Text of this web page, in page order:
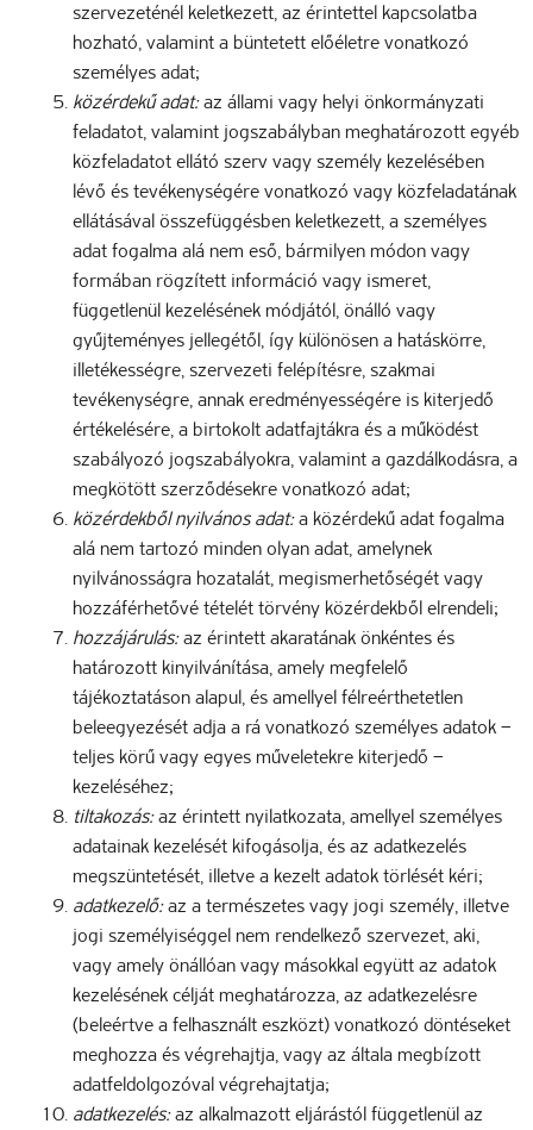
szervezeténél keletkezett, az érintettel kapcsolatba
hozható, valamint a büntetett előéletre vonatkozó
személyes adat;
közérdekű adat:az állami vagy helyi önkormányzati
feladatot, valamint jogszabályban meghatározott egyéb
közfeladatot ellátó szerv vagy személy kezelésében
lévő és tevékenységére vonatkozó vagy közfeladatának
ellátásával összefüggésben keletkezett, a személyes
adat fogalma alá nem eső, bármilyen módon vagy
formában rögzített információ vagy ismeret,
függetlenül kezelésének módjától, önálló vagy
gyűjteményes jellegétől, így különösen a hatáskörre,
illetékességre, szervezeti felépítésre, szakmai
tevékenységre, annak eredményességére is kiterjedő
értékelésére, a birtokolt adatfajtákra és a működést
szabályozó jogszabályokra, valamint a gazdálkodásra, a
megkötött szerződésekre vonatkozó adat;
közérdekből nyilvános adat:a közérdekű adat fogalma
alá nem tartozó minden olyan adat, amelynek
nyilvánosságra hozatalát, megismerhetőségét vagy
hozzáférhetővé tételét törvény közérdekből elrendeli;
hozzájárulás:az érintett akaratának önkéntes és
határozott kinyilvánítása, amely megfelelő
tájékoztatáson alapul, és amellyel félreérthetetlen
beleegyezését adja a rá vonatkozó személyes adatok –
teljes körű vagy egyes műveletekre kiterjedő –
kezeléséhez;
tiltakozás:az érintett nyilatkozata, amellyel személyes
adatainak kezelését kifogásolja, és az adatkezelés
megszüntetését, illetve a kezelt adatok törlését kéri;
adatkezelő:az a természetes vagy jogi személy, illetve
jogi személyiséggel nem rendelkező szervezet, aki,
vagy amely önállóan vagy másokkal együtt az adatok
kezelésének célját meghatározza, az adatkezelésre
(beleértve a felhasznált eszközt) vonatkozó döntéseket
meghozza és végrehajtja, vagy az általa megbízott
adatfeldolgozóval végrehajtatja;
adatkezelés:az alkalmazott eljárástól függetlenül az